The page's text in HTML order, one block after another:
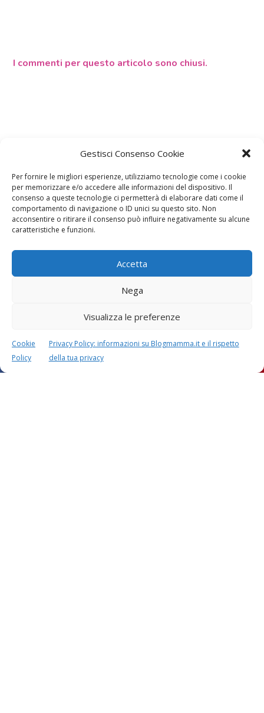
Gestisci Consenso Cookie
Per fornire le migliori esperienze, utilizziamo tecnologie come i cookie
per memorizzare e/o accedere alle informazioni del dispositivo. Il
consenso a queste tecnologie ci permetterà di elaborare dati come il
comportamento di navigazione o ID unici su questo sito. Non
acconsentire o ritirare il consenso può influire negativamente su alcune
caratteristiche e funzioni.
Accetta
Nega
Visualizza le preferenze
Cookie
Policy
Privacy Policy: informazioni su Blogmamma.it e il rispetto
della tua privacy
I commenti per questo articolo sono chiusi.
Calcolatori
CALCOLO
PESO BAMBINO